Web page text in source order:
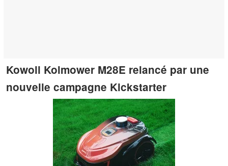
Kowoll Kolmower M28E relancé par une
nouvelle campagne Kickstarter